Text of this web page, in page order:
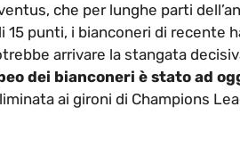
che per lunghe parti
punti, i bianconeri di recente
arrivare la stangata
dei bianconeri è stato ad
ai gironi di Champions